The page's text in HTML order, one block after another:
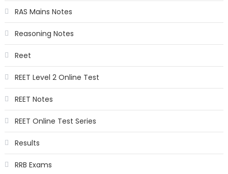
RAS Mains Notes
Reasoning Notes
Reet
REET Level 2 Online Test
REET Notes
REET Online Test Series
Results
RRB Exams